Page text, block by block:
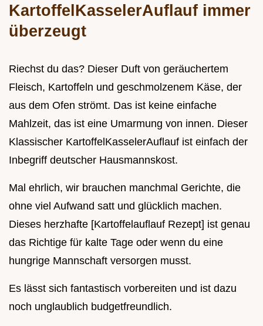
KartoffelKasselerAuflauf immer
überzeugt
Riechst du das? Dieser Duft von geräuchertem
Fleisch, Kartoffeln und geschmolzenem Käse, der
aus dem Ofen strömt. Das ist keine einfache
Mahlzeit, das ist eine Umarmung von innen. Dieser
Klassischer KartoffelKasselerAuflauf ist einfach der
Inbegriff deutscher Hausmannskost.
Mal ehrlich, wir brauchen manchmal Gerichte, die
ohne viel Aufwand satt und glücklich machen.
Dieses herzhafte [Kartoffelauflauf Rezept] ist genau
das Richtige für kalte Tage oder wenn du eine
hungrige Mannschaft versorgen musst.
Es lässt sich fantastisch vorbereiten und ist dazu
noch unglaublich budgetfreundlich.